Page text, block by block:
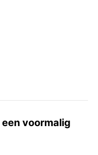
voormalig